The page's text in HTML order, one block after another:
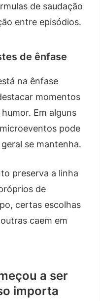
de saudação
entre episódios.
de ênfase
na ênfase
momentos
Em alguns
pode
se mantenha.
preserva a linha
de
certas escolhas
caem em
a ser
importa